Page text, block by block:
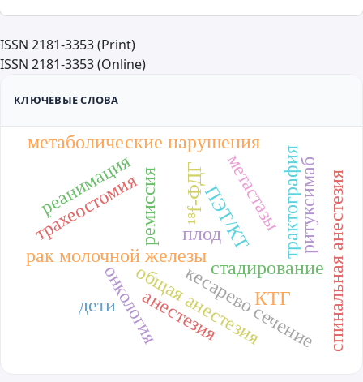
ISSN 2181-3353 (Print)
ISSN 2181-3353 (Online)
КЛЮЧЕВЫЕ СЛОВА
рак молочной железы
ПЭТ/КТ
¹⁸f-ФДГ метастазы
стадирование
онкология
трактография
дети
метаболические нарушения
ритуксимаб
ремиссия спинальная анестезия
общая анестезия
кесарево сечение
плод
КТГ
анестезия
трахеостомия
реанимация